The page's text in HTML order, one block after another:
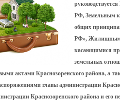
РФ, Земельным
общих
РФ», Жилищным
касающимися
земельных
актами Краснозоренского района, а
главы администрации
Краснозоренского района и его